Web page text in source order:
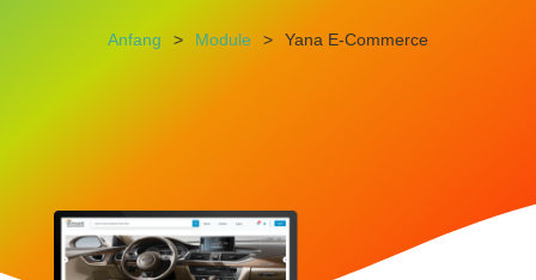
Anfang > Module > Yana E-Commerce